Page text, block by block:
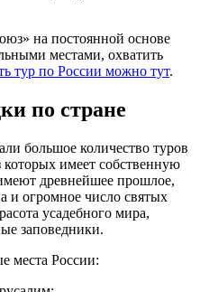
на постоянной основе
местами, охватить
тур по России можно тут.
по стране
большое количество туров
имеет собственную
древнейшее прошлое,
и огромное число святых
усадебного мира,
заповедники.
места России: